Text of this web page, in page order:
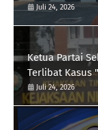
Juli 24, 2026
Ketua Partai
Terlibat Kasus
Panggilan
Juli 24, 2026